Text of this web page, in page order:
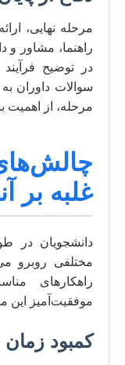
مرحله نهایی،
راهنما، مشاور و
در توضیح
سوالات داوران
مرحله، از اهمیت
غلبه بر
دانشجویان در
مختلفی روبرو
راهکارهای
موفقیت‌آمیز این
کمبود